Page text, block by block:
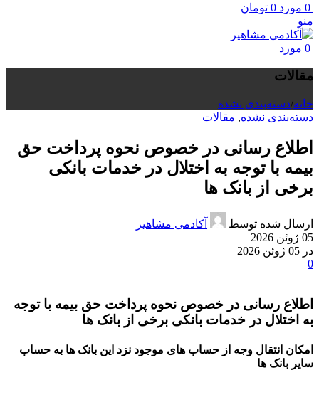
0 مورد 0 تومان
منو
0 مورد
مقالات
خانه/دسته‌بندی نشده
دسته‌بندی نشده, مقالات
اطلاع رسانی در خصوص نحوه پرداخت حق
بیمه با توجه به اختلال در خدمات بانکی
برخی از بانک ها
ارسال شده توسط
آکادمی مشاهیر
05 ژوئن 2026
در 05 ژوئن 2026
0
اطلاع رسانی در خصوص نحوه پرداخت حق بیمه با توجه
به اختلال در خدمات بانکی برخی از بانک ها
امکان انتقال وجه از حساب های موجود نزد این بانک ها به حساب
سایر بانک ها